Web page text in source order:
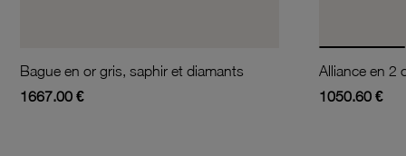
Bague en or gris, saphir et diamants
1667.00 €
1050.60 €